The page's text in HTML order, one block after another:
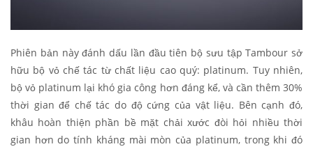
Phiên bản này đánh dấu lần đầu tiên bộ sưu tập Tambour sở
hữu bộ vỏ chế tác từ chất liệu cao quý: platinum. Tuy nhiên,
bộ vỏ platinum lại khó gia công hơn đáng kể, và cần thêm 30%
thời gian để chế tác do độ cứng của vật liệu. Bên cạnh đó,
khâu hoàn thiện phần bề mặt chải xước đòi hỏi nhiều thời
gian hơn do tính kháng mài mòn của platinum, trong khi đó